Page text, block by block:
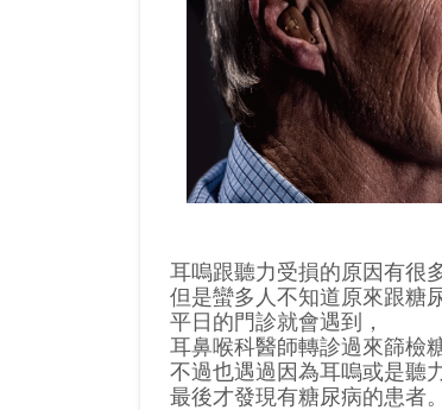
耳嗚跟聽力受損的原因有很
但是蠻多人不知道原來跟糖
平日的門診就會遇到，
耳鼻喉科醫師轉診過來篩檢
不過也遇過因為耳嗚或是聽
最後才發現有糖尿病的患者。